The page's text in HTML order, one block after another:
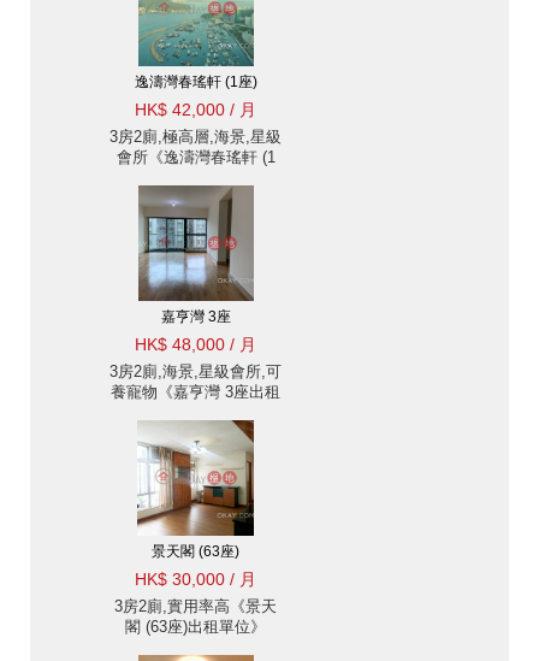
逸濤灣春瑤軒 (1座)
HK$ 42,000 / 月
3房2廁,極高層,海景,星級
會所《逸濤灣春瑤軒 (1
嘉亨灣 3座
HK$ 48,000 / 月
3房2廁,海景,星級會所,可
養寵物《嘉亨灣 3座出租
景天閣 (63座)
HK$ 30,000 / 月
3房2廁,實用率高《景天
閣 (63座)出租單位》